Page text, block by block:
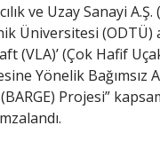
ve Uzay Sanayi
Üniversitesi (ODTÜ)
(VLA)’ (Çok Hafif
Yönelik Bağımsız
Projesi”